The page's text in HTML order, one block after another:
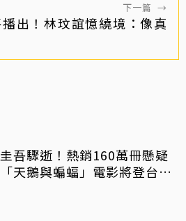
下一篇 →
播出！林玟誼憶繞境：像真
吾驟逝！熱銷160萬冊懸疑
天鵝與蝙蝠」電影將登台上